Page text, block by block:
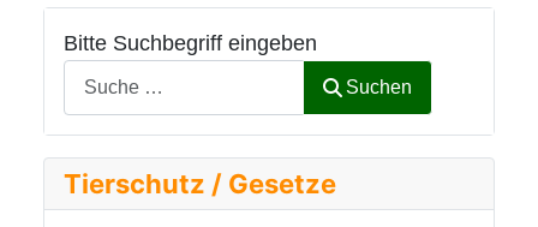
Bitte Suchbegriff eingeben
Suchen
Tierschutz / Gesetze